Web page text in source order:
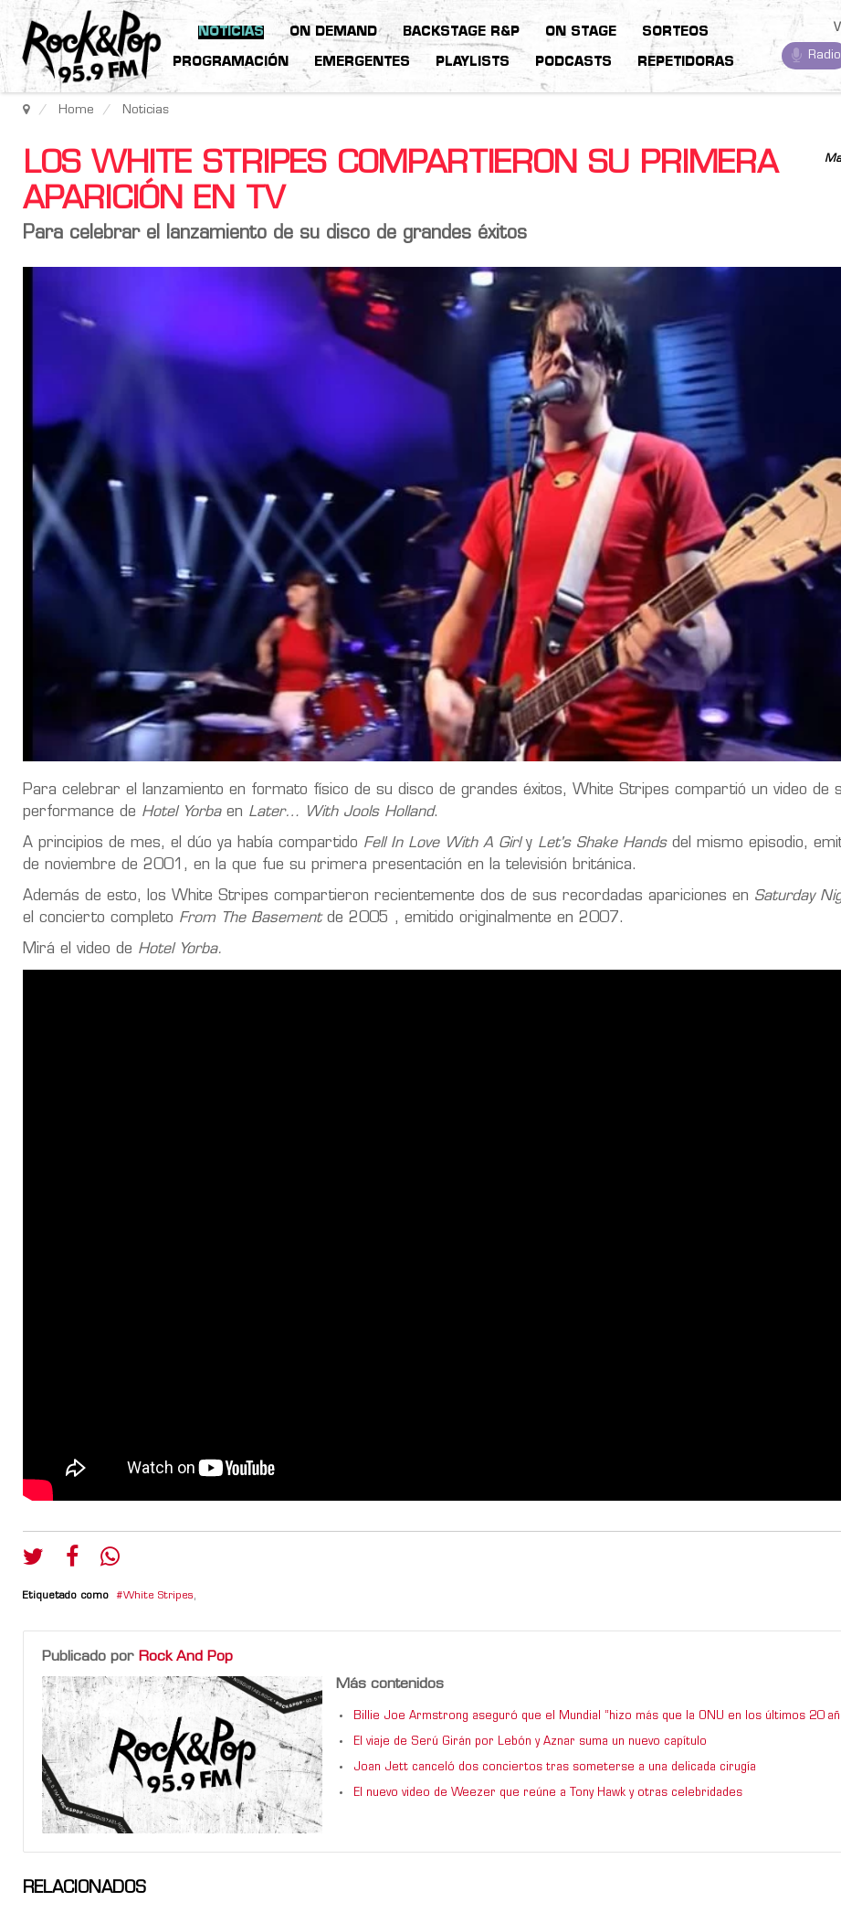
NOTICIAS ON DEMAND BACKSTAGE R&P ON STAGE SORTEOS
PROGRAMACIÓN EMERGENTES PLAYLISTS PODCASTS REPETIDORAS
Radio
Home Noticias
LOS WHITE STRIPES COMPARTIERON SU PRIMERA
APARICIÓN EN TV
Para celebrar el lanzamiento de su disco de grandes éxitos
Para celebrar el lanzamiento en formato físico de su disco de grandes éxitos, White Stripes compartió un video de
performance de Hotel Yorbaen Later… With Jools Holland.
A principios de mes, el dúo ya había compartido Fell In Love With A Girly Let's Shake Hands del mismo episodio,
de noviembre de 2001, en la que fue su primera presentación en la televisión británica.
Además de esto, los White Stripes compartieron recientemente dos de sus recordadas apariciones en Saturday
el concierto completo From The Basementde 2005 , emitido originalmente en 2007.
Mirá el video de Hotel Yorba.
Etiquetado como White Stripes,
Publicado por Rock And Pop
Más contenidos
Billie Joe Armstrong aseguró que el Mundial “hizo más que la ONU en los últimos 20
El viaje de Serú Girán por Lebón y Aznar suma un nuevo capítulo
Joan Jett canceló dos conciertos tras someterse a una delicada cirugía
El nuevo video de Weezer que reúne a Tony Hawk y otras celebridades
RELACIONADOS